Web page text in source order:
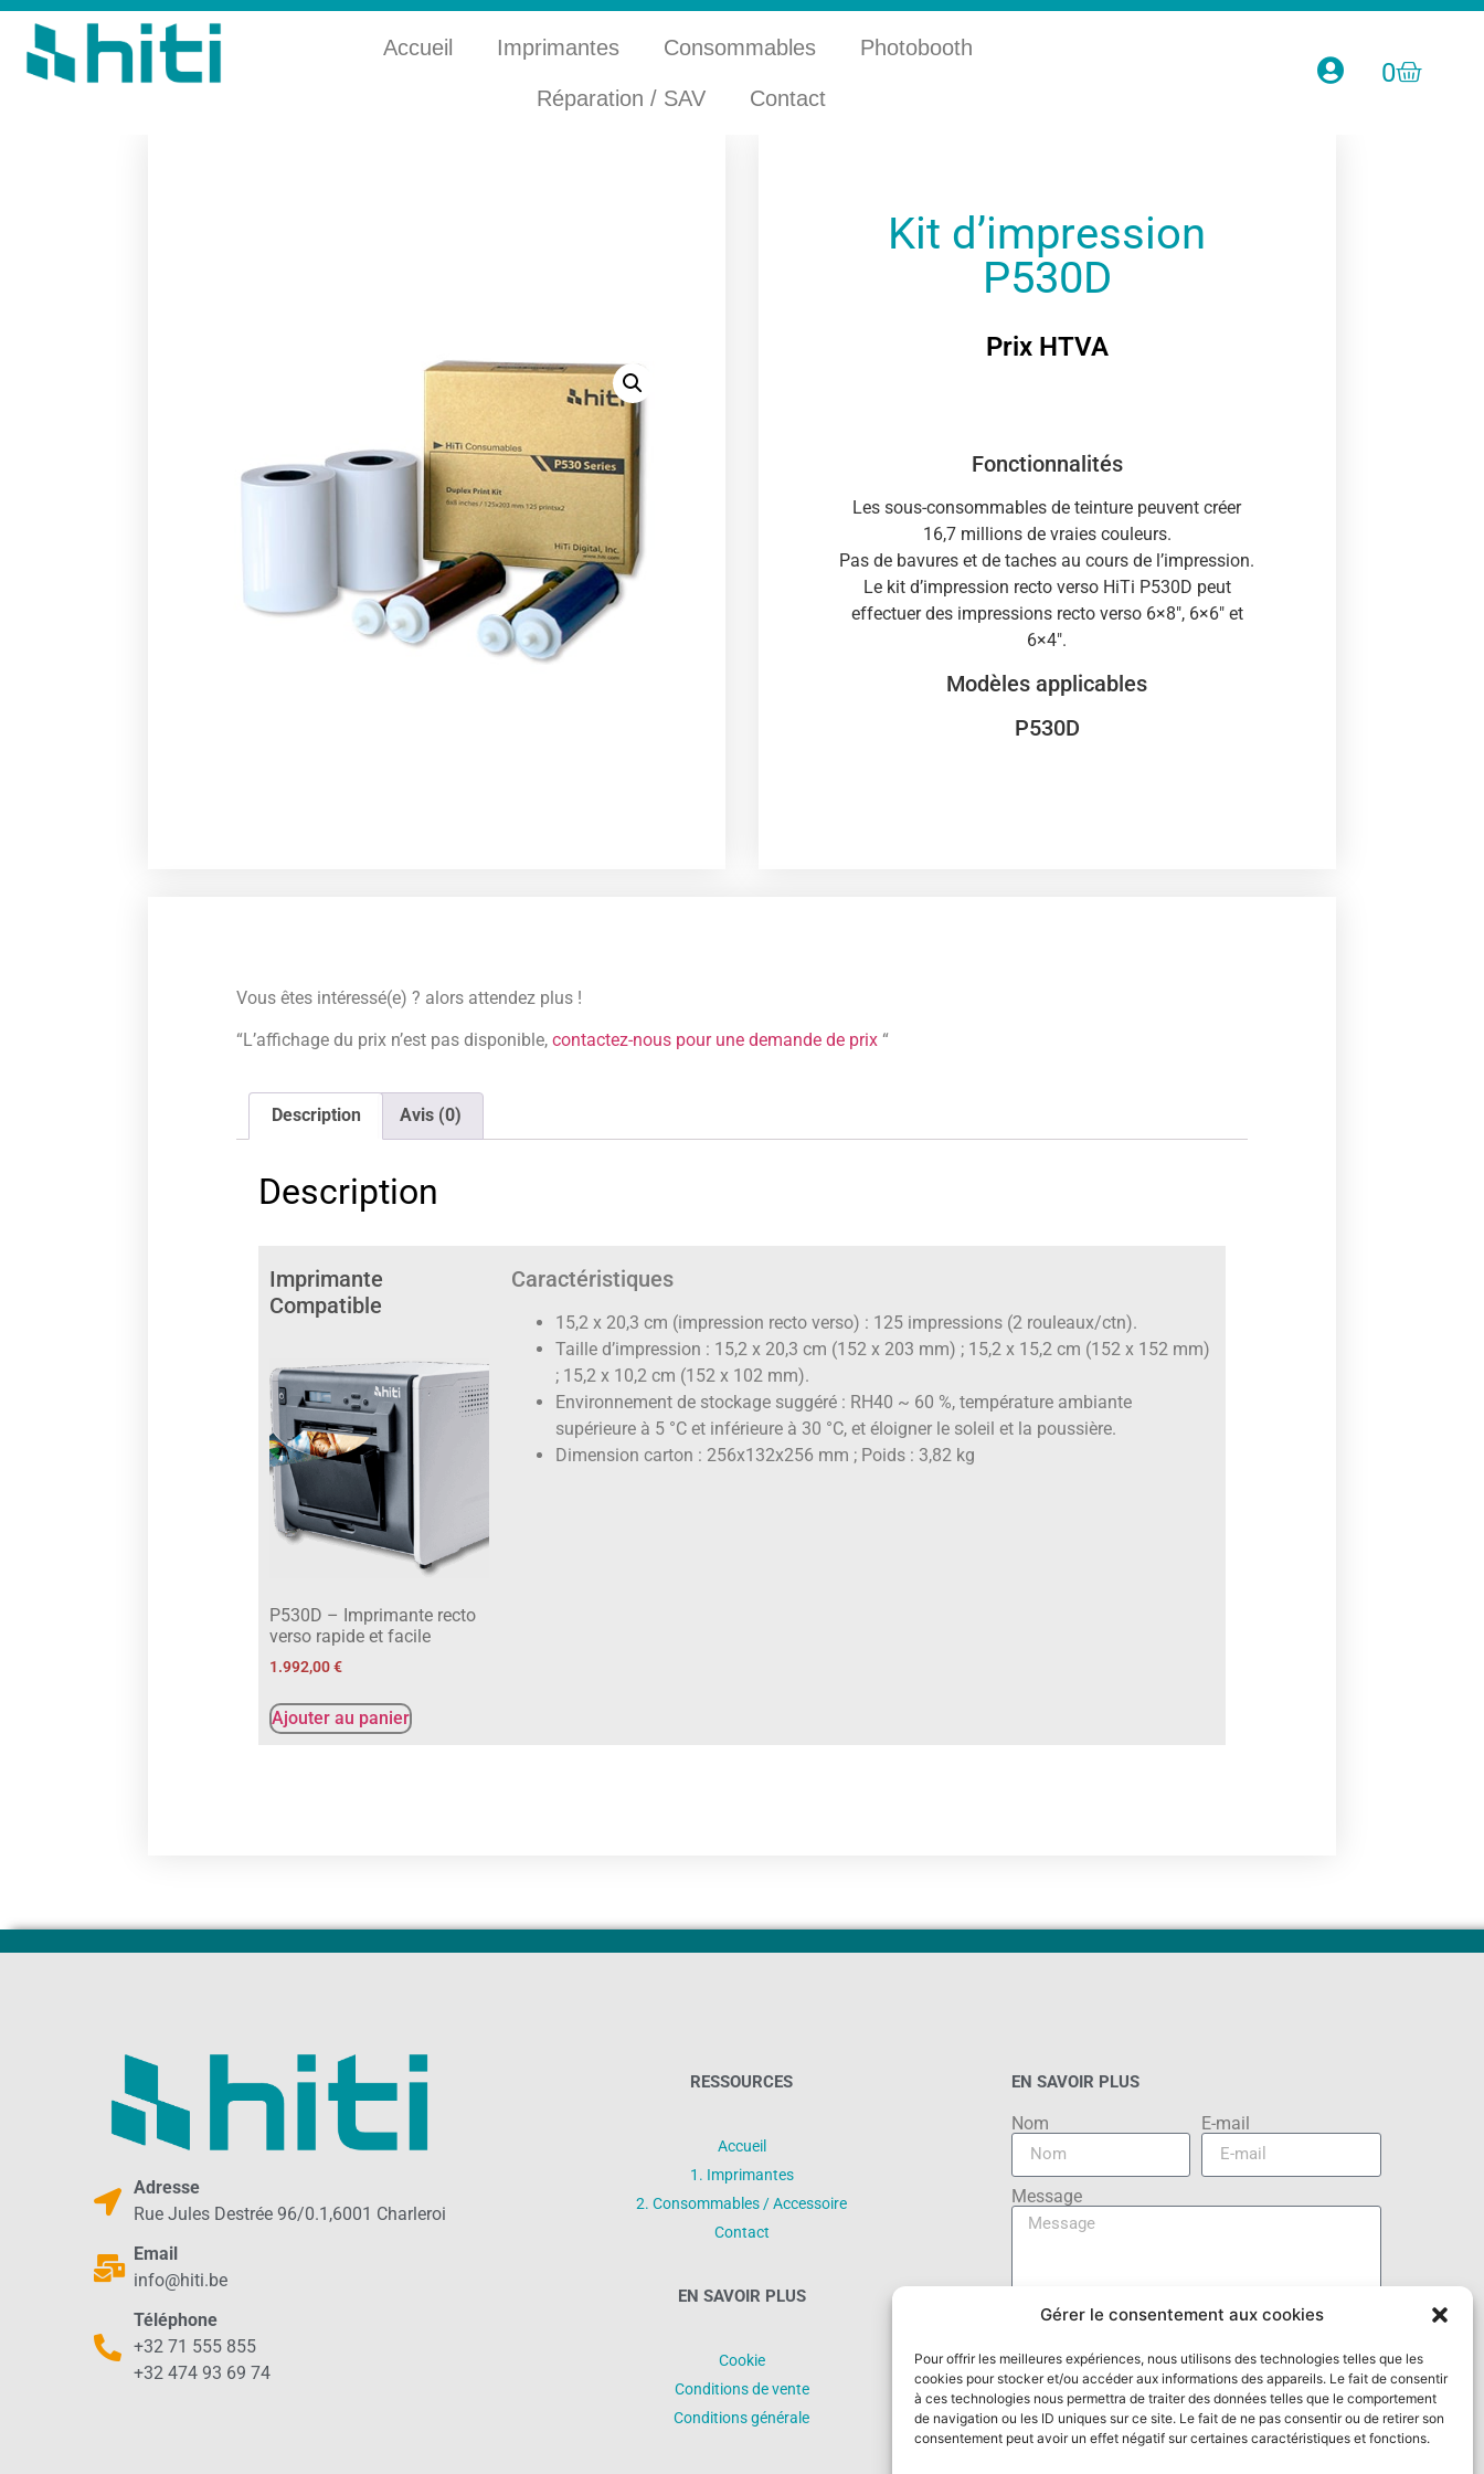
Gérer le consentement aux cookies
Pour offrir les meilleures expériences, nous utilisons des technologies telles que les
cookies pour stocker et/ou accéder aux informations des appareils. Le fait de consentir
à ces technologies nous permettra de traiter des données telles que le comportement
de navigation ou les ID uniques sur ce site. Le fait de ne pas consentir ou de retirer son
consentement peut avoir un effet négatif sur certaines caractéristiques et fonctions.
Accueil Imprimantes Consommables Photobooth
Réparation / SAV Contact
0
Kit d’impression
P530D
Prix HTVA
Fonctionnalités
Les sous-consommables de teinture peuvent créer
16,7 millions de vraies couleurs.
Pas de bavures et de taches au cours de l’impression.
Le kit d’impression recto verso HiTi P530D peut
effectuer des impressions recto verso 6×8″, 6×6″ et
6×4″.
Modèles applicables
P530D
Vous êtes intéressé(e) ? alors attendez plus !
“L’affichage du prix n’est pas disponible,contactez-nous pour une demande de prix “
Description Avis (0)
Description
Imprimante
Compatible
P530D – Imprimante recto
verso rapide et facile
1.992,00€
Ajouter au panier
Caractéristiques
15,2 x 20,3 cm (impression recto verso) : 125 impressions (2 rouleaux/ctn).
Taille d’impression : 15,2 x 20,3 cm (152 x 203 mm) ; 15,2 x 15,2 cm (152 x 152 mm)
; 15,2 x 10,2 cm (152 x 102 mm).
Environnement de stockage suggéré : RH40 ~ 60 %, température ambiante
supérieure à 5 °C et inférieure à 30 °C, et éloigner le soleil et la poussière.
Dimension carton : 256x132x256 mm ; Poids : 3,82 kg
Adresse
Rue Jules Destrée 96/0.1,6001 Charleroi
Email
info@hiti.be
Téléphone
+32 71 555 855
+32 474 93 69 74
RESSOURCES
Accueil
1. Imprimantes
2. Consommables / Accessoire
Contact
EN SAVOIR PLUS
Cookie
Conditions de vente
Conditions générale
EN SAVOIR PLUS
Nom E-mail
Message